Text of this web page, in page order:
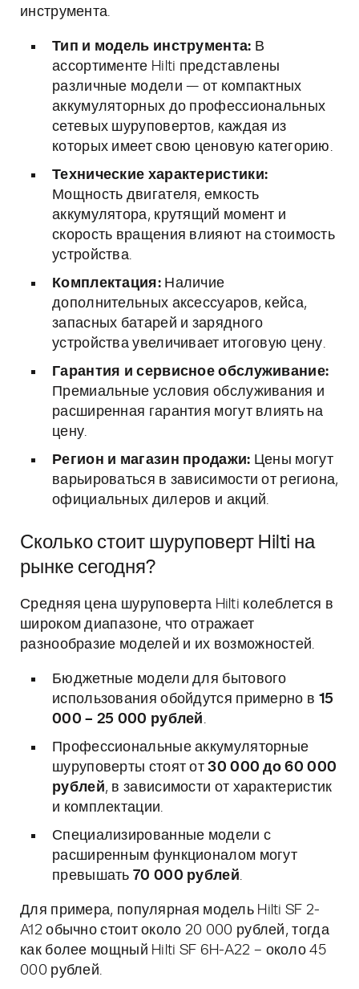
инструмента.
Тип и модель инструмента: В
ассортименте Hilti представлены
различные модели — от компактных
аккумуляторных до профессиональных
сетевых шуруповертов, каждая из
которых имеет свою ценовую категорию.
Технические характеристики:
Мощность двигателя, емкость
аккумулятора, крутящий момент и
скорость вращения влияют на стоимость
устройства.
Комплектация:Наличие
дополнительных аксессуаров, кейса,
запасных батарей и зарядного
устройства увеличивает итоговую цену.
Гарантия и сервисное обслуживание:
Премиальные условия обслуживания и
расширенная гарантия могут влиять на
цену.
Регион и магазин продажи: Цены могут
варьироваться в зависимости от региона,
официальных дилеров и акций.
Сколько стоит шуруповерт Hilti на
рынке сегодня?
Средняя цена шуруповерта Hilti колеблется в
широком диапазоне, что отражает
разнообразие моделей и их возможностей.
Бюджетные модели для бытового
использования обойдутся примерно в 15
000 – 25 000 рублей.
Профессиональные аккумуляторные
шуруповерты стоят от30 000 до 60 000
рублей, в зависимости от характеристик
и комплектации.
Специализированные модели с
расширенным функционалом могут
превышать 70 000 рублей.
Для примера, популярная модель Hilti SF 2-
A12 обычно стоит около 20 000 рублей, тогда
как более мощный Hilti SF 6H-A22 – около 45
000 рублей.